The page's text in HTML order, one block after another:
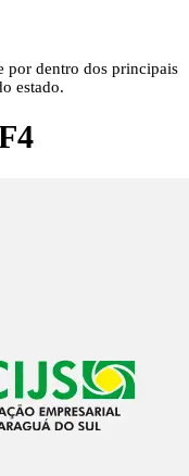
por dentro dos principais
estado.